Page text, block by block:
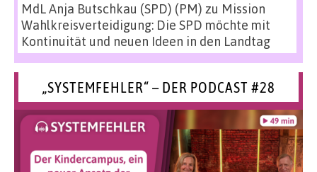
MdL Anja Butschkau (SPD) (PM) zu Mission
Wahlkreisverteidigung: Die SPD möchte mit
Kontinuität und neuen Ideen in den Landtag
„SYSTEMFEHLER“ – DER PODCAST #28